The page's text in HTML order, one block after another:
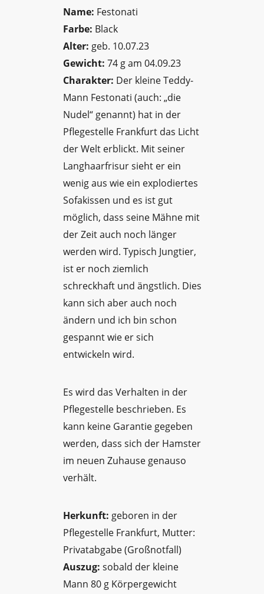
Name: Festonati
Farbe: Black
Alter: geb. 10.07.23
Gewicht: 74 g am 04.09.23
Charakter: Der kleine Teddy-
Mann Festonati (auch: „die
Nudel“ genannt) hat in der
Pflegestelle Frankfurt das Licht
der Welt erblickt. Mit seiner
Langhaarfrisur sieht er ein
wenig aus wie ein explodiertes
Sofakissen und es ist gut
möglich, dass seine Mähne mit
der Zeit auch noch länger
werden wird. Typisch Jungtier,
ist er noch ziemlich
schreckhaft und ängstlich. Dies
kann sich aber auch noch
ändern und ich bin schon
gespannt wie er sich
entwickeln wird.
Es wird das Verhalten in der
Pflegestelle beschrieben. Es
kann keine Garantie gegeben
werden, dass sich der Hamster
im neuen Zuhause genauso
verhält.
Herkunft: geboren in der
Pflegestelle Frankfurt, Mutter:
Privatabgabe (Großnotfall)
Auszug: sobald der kleine
Mann 80 g Körpergewicht